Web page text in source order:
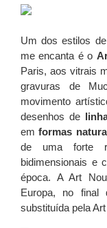
Um dos estilos
me encanta é o
Paris, aos vitrais
gravuras de
movimento
desenhos de
emformas
de uma forte
bidimensionais e
época. A Art
Europa, no final
substituída pela